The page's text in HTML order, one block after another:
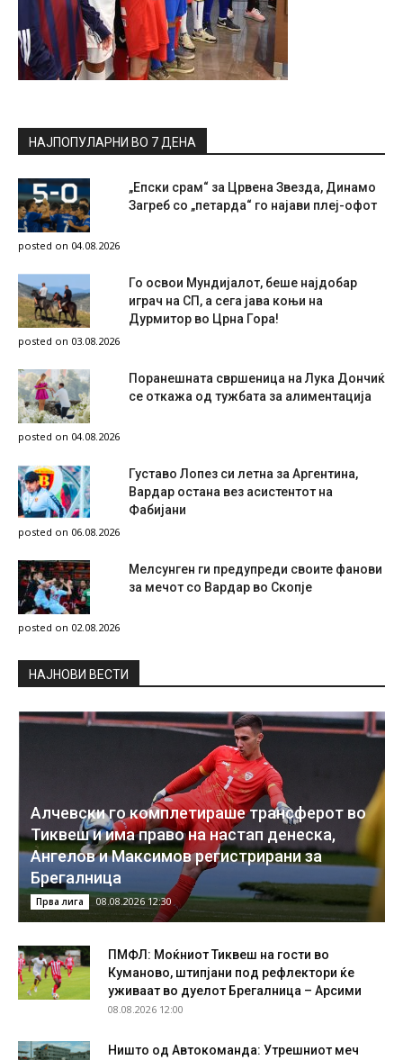
НАЈПОПУЛАРНИ ВО 7 ДЕНА
„Епски срам“ за Црвена Звезда, Динамо
Загреб со „петарда“ го најави плеј-офот
posted on 04.08.2026
Го освои Мундијалот, беше најдобар
играч на СП, а сега јава коњи на
Дурмитор во Црна Гора!
posted on 03.08.2026
Поранешната свршеница на Лука Дончиќ
се откажа од тужбата за алиментација
posted on 04.08.2026
Густаво Лопез си летна за Аргентина,
Вардар остана вез асистентот на
Фабијани
posted on 06.08.2026
Мелсунген ги предупреди своите фанови
за мечот со Вардар во Скопје
posted on 02.08.2026
НAЈНОВИ ВЕСТИ
Алчевски го комплетираше трансферот во
Тиквеш и има право на настап денеска,
Ангелов и Максимов регистрирани за
Брегалница
Прва лига 08.08.2026 12:30
ПМФЛ: Моќниот Тиквеш на гости во
Куманово, штипјани под рефлектори ќе
уживаат во дуелот Брегалница – Арсими
08.08.2026 12:00
Ништо од Автокоманда: Утрешниот меч